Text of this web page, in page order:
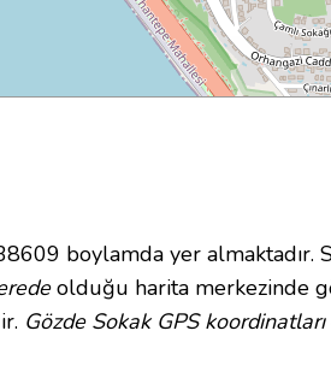
boylamda yer almaktadır.
olduğu harita merkezinde
Gözde Sokak GPS koordinatları